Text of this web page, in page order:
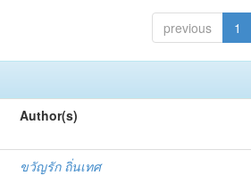
previous 1
Author(s)
ขวัญรัก ถิ่นเทศ